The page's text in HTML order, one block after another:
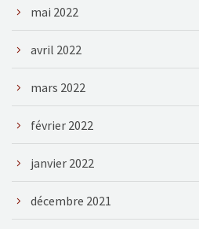
mai 2022
avril 2022
mars 2022
février 2022
janvier 2022
décembre 2021